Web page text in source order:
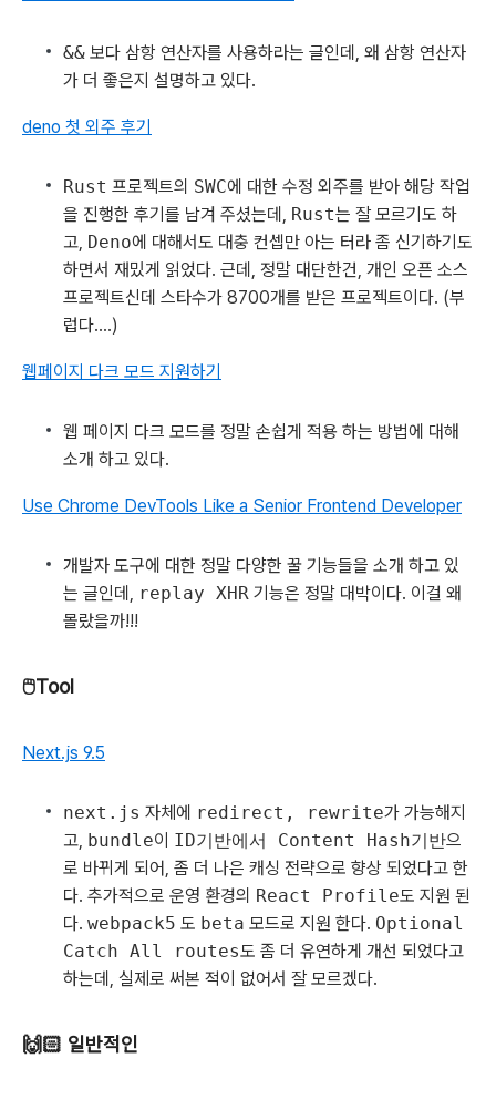
&& 보다 삼항 연산자를 사용하라는 글인데, 왜 삼항 연산자
가 더 좋은지 설명하고 있다.
deno 첫 외주 후기
Rust 프로젝트의 SWC에 대한 수정 외주를 받아 해당 작업
을 진행한 후기를 남겨 주셨는데, Rust는 잘 모르기도 하
고, Deno에 대해서도 대충 컨셉만 아는 터라 좀 신기하기도
하면서 재밌게 읽었다. 근데, 정말 대단한건, 개인 오픈 소스
프로젝트신데 스타수가 8700개를 받은 프로젝트이다. (부
럽다....)
웹페이지 다크 모드 지원하기
웹 페이지 다크 모드를 정말 손쉽게 적용 하는 방법에 대해
소개 하고 있다.
Use Chrome DevTools Like a Senior Frontend Developer
개발자 도구에 대한 정말 다양한 꿀 기능들을 소개 하고 있
는 글인데, replay XHR 기능은 정말 대박이다. 이걸 왜
몰랐을까!!!
🖱Tool
Next.js 9.5
next.js 자체에 redirect, rewrite가 가능해지
고, bundle이 ID기반에서 Content Hash기반으
로 바뀌게 되어, 좀 더 나은 캐싱 전략으로 향상 되었다고 한
다. 추가적으로 운영 환경의 React Profile도 지원 된
다. webpack5 도 beta 모드로 지원 한다. Optional
Catch All routes도 좀 더 유연하게 개선 되었다고
하는데, 실제로 써본 적이 없어서 잘 모르겠다.
🙌🏻 일반적인